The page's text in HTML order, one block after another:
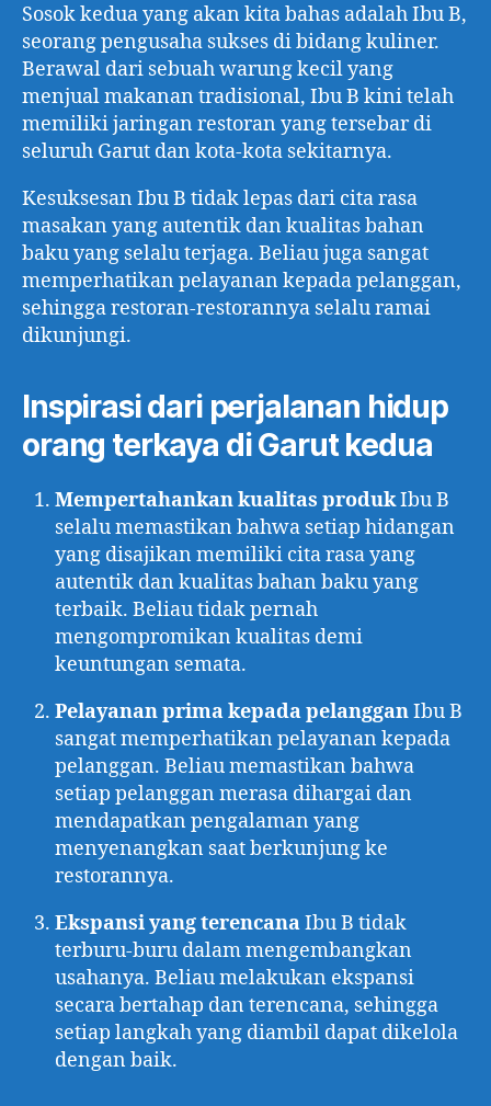
Sosok kedua yang akan kita bahas adalah Ibu B,
seorang pengusaha sukses di bidang kuliner.
Berawal dari sebuah warung kecil yang
menjual makanan tradisional, Ibu B kini telah
memiliki jaringan restoran yang tersebar di
seluruh Garut dan kota-kota sekitarnya.
Kesuksesan Ibu B tidak lepas dari cita rasa
masakan yang autentik dan kualitas bahan
baku yang selalu terjaga. Beliau juga sangat
memperhatikan pelayanan kepada pelanggan,
sehingga restoran-restorannya selalu ramai
dikunjungi.
Inspirasi dari perjalanan hidup
orang terkaya di Garut kedua
Mempertahankan kualitas produkIbu B
selalu memastikan bahwa setiap hidangan
yang disajikan memiliki cita rasa yang
autentik dan kualitas bahan baku yang
terbaik. Beliau tidak pernah
mengompromikan kualitas demi
keuntungan semata.
Pelayanan prima kepada pelangganIbu B
sangat memperhatikan pelayanan kepada
pelanggan. Beliau memastikan bahwa
setiap pelanggan merasa dihargai dan
mendapatkan pengalaman yang
menyenangkan saat berkunjung ke
restorannya.
Ekspansi yang terencanaIbu B tidak
terburu-buru dalam mengembangkan
usahanya. Beliau melakukan ekspansi
secara bertahap dan terencana, sehingga
setiap langkah yang diambil dapat dikelola
dengan baik.